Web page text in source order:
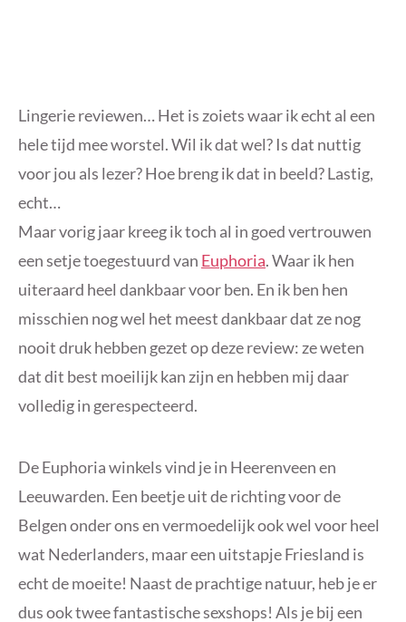
Lingerie reviewen… Het is zoiets waar ik echt al een
hele tijd mee worstel. Wil ik dat wel? Is dat nuttig
voor jou als lezer? Hoe breng ik dat in beeld? Lastig,
echt…
Maar vorig jaar kreeg ik toch al in goed vertrouwen
een setje toegestuurd van Euphoria. Waar ik hen
uiteraard heel dankbaar voor ben. En ik ben hen
misschien nog wel het meest dankbaar dat ze nog
nooit druk hebben gezet op deze review: ze weten
dat dit best moeilijk kan zijn en hebben mij daar
volledig in gerespecteerd.
De Euphoria winkels vind je in Heerenveen en
Leeuwarden. Een beetje uit de richting voor de
Belgen onder ons en vermoedelijk ook wel voor heel
wat Nederlanders, maar een uitstapje Friesland is
echt de moeite! Naast de prachtige natuur, heb je er
dus ook twee fantastische sexshops! Als je bij een